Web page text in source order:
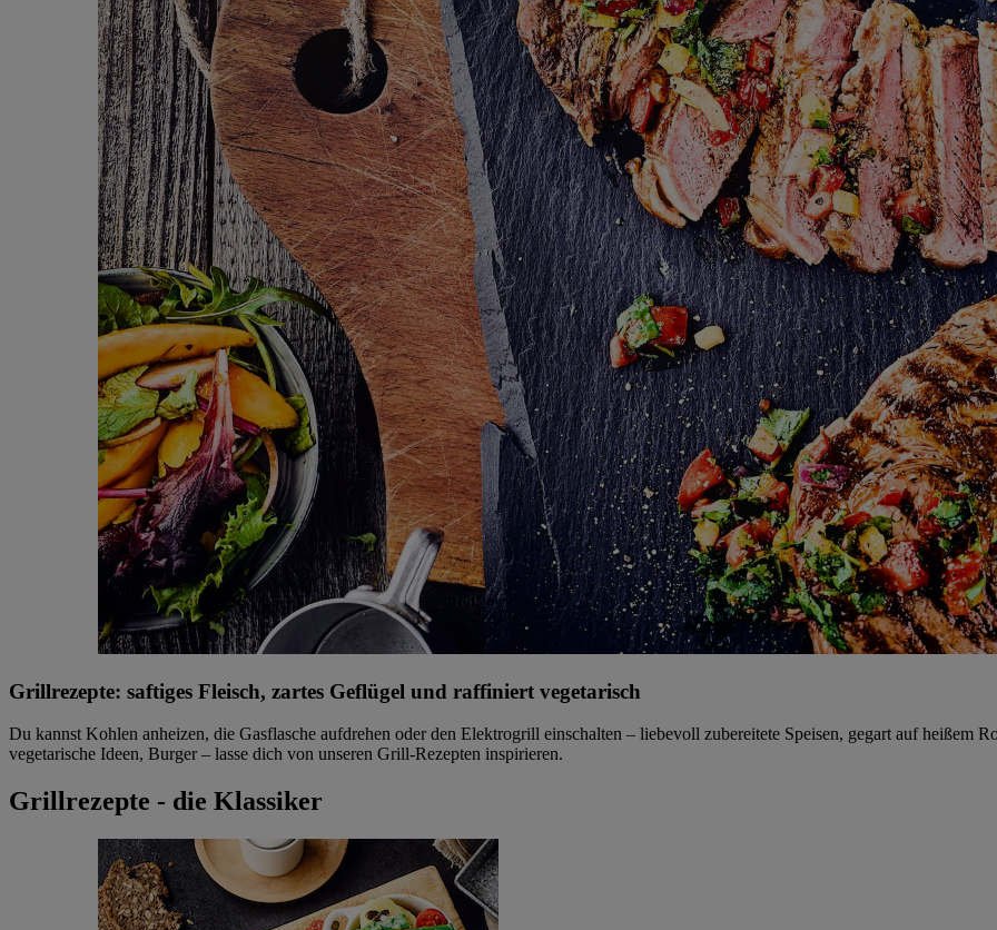
Grillrezepte: saftiges Fleisch, zartes Geflügel und raffiniert vegetarisch
Du kannst Kohlen anheizen, die Gasflasche aufdrehen oder den Elektrogrill einschalten – liebevoll zubereitete Speisen, gegart auf heißem
vegetarische Ideen, Burger – lasse dich von unseren Grill-Rezepten inspirieren.
Grillrezepte - die Klassiker